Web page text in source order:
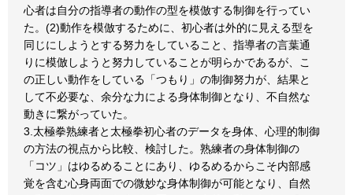
心者は自分の指導者の動作の型を模倣する制御を行ってい
た。(2)動作を模倣するために、初心者は外的に見える型を
同じにしようとする努力をしていること、指導者の言葉通
りに模倣しようと努力していることが明らかであるが、こ
の正しい動作をしている「つもり」の制御努力が、結果と
して不必要な、余分な力による身体制御となり、不自然な
動きに繋がっていた。
3.太極拳熟練者と太極拳初心者のデータを身体、心理的制御
の方法の視点から比較、検討した。熟練者の身体制御の
「コツ」はゆるめることにあり、ゆるめるからこそ内部感
覚を含む心身両面での微妙な身体制御が可能となり、自然